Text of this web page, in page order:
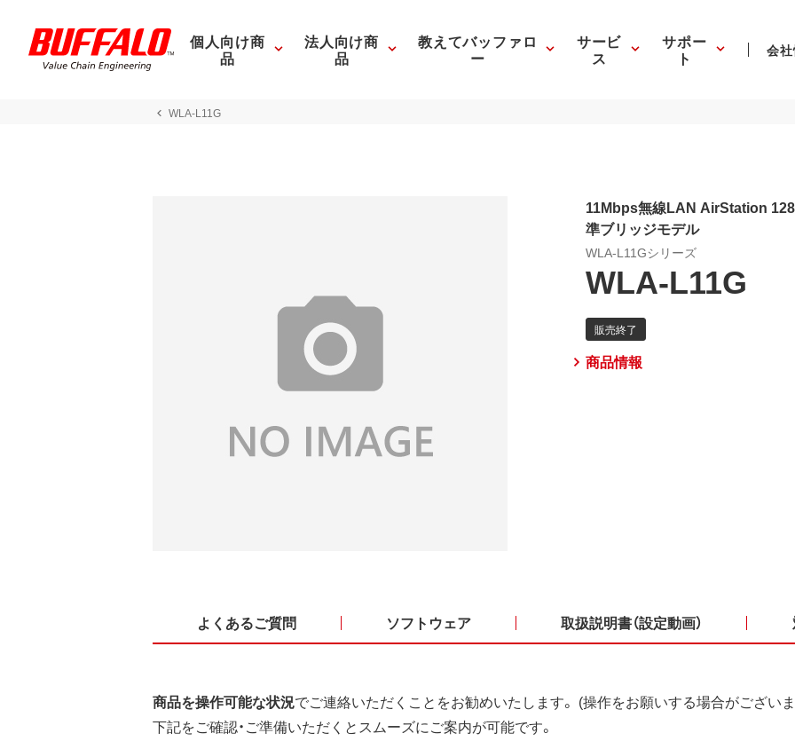
個人向け商
品
法人向け商
品
教えてバッファロ
ー
サービ
ス
サポー
ト 会
WLA-L11G
11Mbps無線LAN AirStation
準ブリッジモデル
WLA-L11Gシリーズ
WLA-L11G
商品情報
よくあるご質問 ソフトウェア 取扱説明書（設定動画）
商品を操作可能な状況でご連絡いただくことをお勧めいたします。 (操作をお願いする場合がござい
下記をご確認・ご準備いただくとスムーズにご案内が可能です。